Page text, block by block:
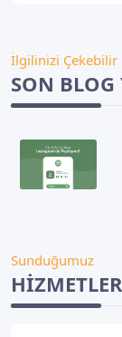
İlgilinizi Çekebilir
SON
Sunduğumuz